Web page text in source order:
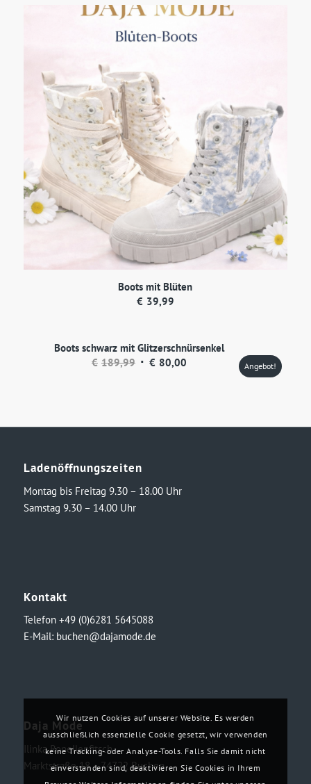
war:
ist:
Boots mit Blüten
€ 39,99
Boots schwarz mit Glitzerschnürsenkel
€ 189,99 Ursprünglicher
€ 80,00Aktueller
Angebot!
Ladenöffnungszeiten
Montag bis Freitag 9.30 – 18.00 Uhr
Samstag 9.30 – 14.00 Uhr
Kontakt
Telefon +49 (0)6281 5645088
E-Mail: buchen@dajamode.de
Daja Mode
Ilinka Ronellenfitsch
Marktstraße 18・74722 Buchen
Wir nutzen Cookies auf unserer Website. Es werden
ausschließlich essenzielle Cookie gesetzt, wir verwenden
keine Tracking- oder Analyse-Tools. Falls Sie damit nicht
einverstanden sind, deaktivieren Sie Cookies in Ihrem